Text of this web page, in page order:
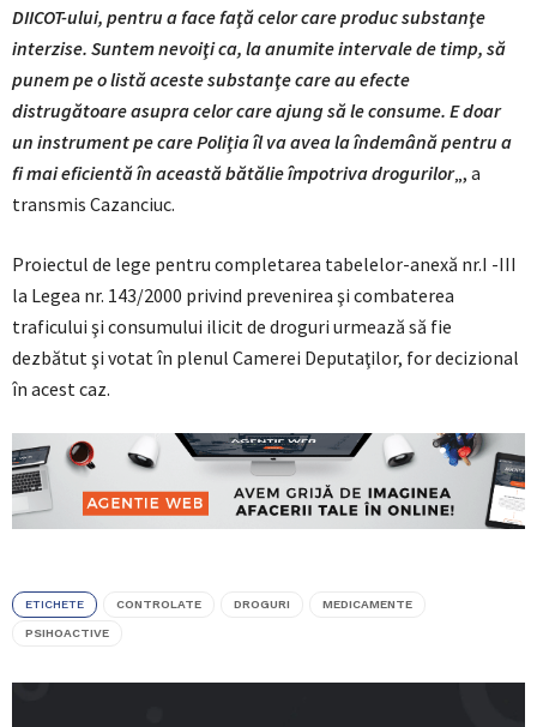
DIICOT-ului, pentru a face faţă celor care produc substanţe
interzise. Suntem nevoiţi ca, la anumite intervale de timp, să
punem pe o listă aceste substanţe care au efecte
distrugătoare asupra celor care ajung să le consume. E doar
un instrument pe care Poliţia îl va avea la îndemână pentru a
fi mai eficientă în această bătălie împotriva drogurilor„, a
transmis Cazanciuc.
Proiectul de lege pentru completarea tabelelor-anexă nr.I -III
la Legea nr. 143/2000 privind prevenirea şi combaterea
traficului şi consumului ilicit de droguri urmează să fie
dezbătut şi votat în plenul Camerei Deputaţilor, for decizional
în acest caz.
ETICHETE CONTROLATE DROGURI MEDICAMENTE
PSIHOACTIVE